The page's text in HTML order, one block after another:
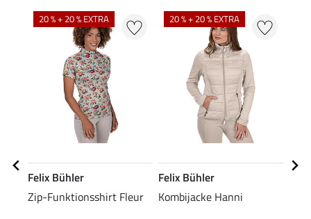
20 % + 20 % EXTRA
Felix Bühler
Zip-Funktionsshirt Fleur
20 % + 20 % EXTRA
Felix Bühler
Kombijacke Hanni